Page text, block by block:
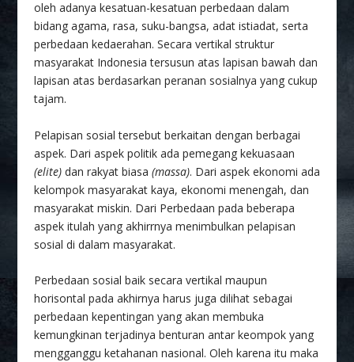
oleh adanya kesatuan-kesatuan perbedaan dalam
bidang agama, rasa, suku-bangsa, adat istiadat, serta
perbedaan kedaerahan. Secara vertikal struktur
masyarakat Indonesia tersusun atas lapisan bawah dan
lapisan atas berdasarkan peranan sosialnya yang cukup
tajam.
Pelapisan sosial tersebut berkaitan dengan berbagai
aspek. Dari aspek politik ada pemegang kekuasaan
(elite) dan rakyat biasa (massa). Dari aspek ekonomi ada
kelompok masyarakat kaya, ekonomi menengah, dan
masyarakat miskin. Dari Perbedaan pada beberapa
aspek itulah yang akhirrnya menimbulkan pelapisan
sosial di dalam masyarakat.
Perbedaan sosial baik secara vertikal maupun
horisontal pada akhirnya harus juga dilihat sebagai
perbedaan kepentingan yang akan membuka
kemungkinan terjadinya benturan antar keompok yang
mengganggu ketahanan nasional. Oleh karena itu maka